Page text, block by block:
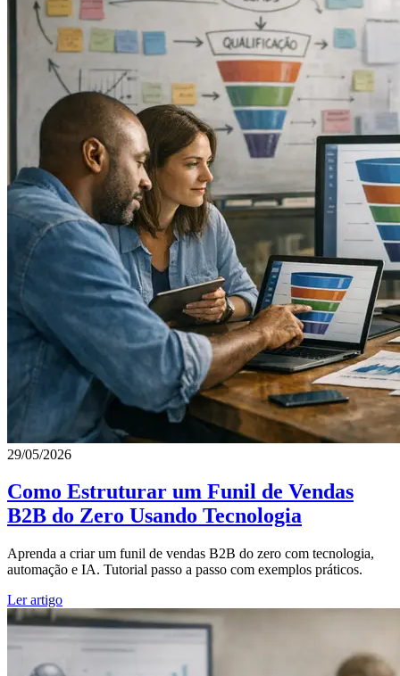
29/05/2026
Como Estruturar um Funil de Vendas
B2B do Zero Usando Tecnologia
Aprenda a criar um funil de vendas B2B do zero com tecnologia,
automação e IA. Tutorial passo a passo com exemplos práticos.
Ler artigo